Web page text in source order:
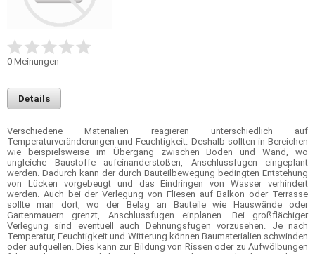
0 Meinungen
Details
Verschiedene Materialien reagieren unterschiedlich auf
Temperaturveränderungen und Feuchtigkeit. Deshalb sollten in Bereichen
wie beispielsweise im Übergang zwischen Boden und Wand, wo
ungleiche Baustoffe aufeinanderstoßen, Anschlussfugen eingeplant
werden. Dadurch kann der durch Bauteilbewegung bedingten Entstehung
von Lücken vorgebeugt und das Eindringen von Wasser verhindert
werden. Auch bei der Verlegung von Fliesen auf Balkon oder Terrasse
sollte man dort, wo der Belag an Bauteile wie Hauswände oder
Gartenmauern grenzt, Anschlussfugen einplanen. Bei großflächiger
Verlegung sind eventuell auch Dehnungsfugen vorzusehen. Je nach
Temperatur, Feuchtigkeit und Witterung können Baumaterialien schwinden
oder aufquellen. Dies kann zur Bildung von Rissen oder zu Aufwölbungen